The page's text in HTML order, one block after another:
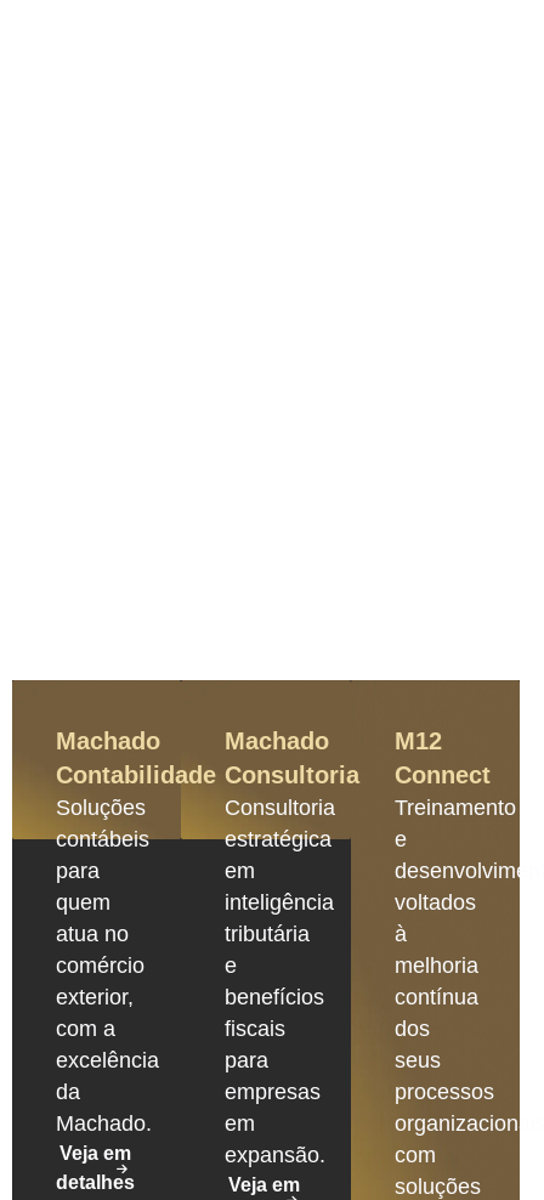
Machado
Contabilidade
Soluções
contábeis
para
quem
atua no
comércio
exterior,
com a
excelência
da
Machado.
Veja em
detalhes
Machado
Consultoria
Consultoria
estratégica
em
inteligência
tributária
e
benefícios
fiscais
para
empresas
em
expansão.
Veja em
M12
Connect
Treinamento
e
voltados
à
melhoria
contínua
dos
seus
processos
com
soluções